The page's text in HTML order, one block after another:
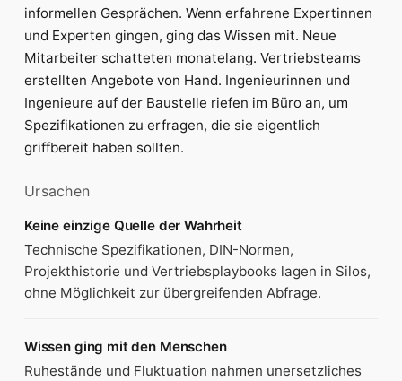
informellen Gesprächen. Wenn erfahrene Expertinnen
und Experten gingen, ging das Wissen mit. Neue
Mitarbeiter schatteten monatelang. Vertriebsteams
erstellten Angebote von Hand. Ingenieurinnen und
Ingenieure auf der Baustelle riefen im Büro an, um
Spezifikationen zu erfragen, die sie eigentlich
griffbereit haben sollten.
Ursachen
Keine einzige Quelle der Wahrheit
Technische Spezifikationen, DIN-Normen,
Projekthistorie und Vertriebsplaybooks lagen in Silos,
ohne Möglichkeit zur übergreifenden Abfrage.
Wissen ging mit den Menschen
Ruhestände und Fluktuation nahmen unersetzliches